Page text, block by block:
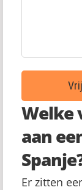
Welke
aan
Er zitten